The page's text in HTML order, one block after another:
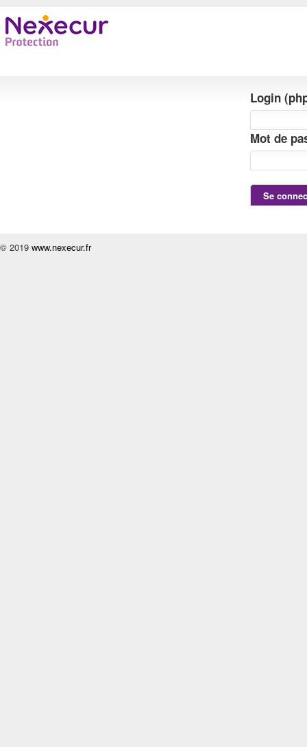
Login
Mot de
© 2019 www.nexecur.fr